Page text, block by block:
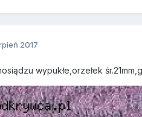
2017
wypukłe,orzełek